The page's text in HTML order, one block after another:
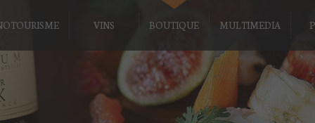
VINS BOUTIQUE MULTIMEDIA